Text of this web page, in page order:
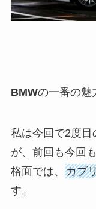
BMWの一番の魅
私は今回で2度目
が、前回も今回
格面では、 カブ
す。